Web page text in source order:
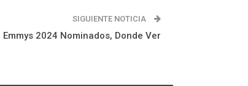
SIGUIENTE NOTICIA
Emmys 2024 Nominados, Donde Ver